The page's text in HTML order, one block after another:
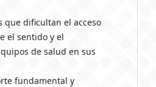
dificultan el acceso
el sentido y el
de salud en sus
fundamental y